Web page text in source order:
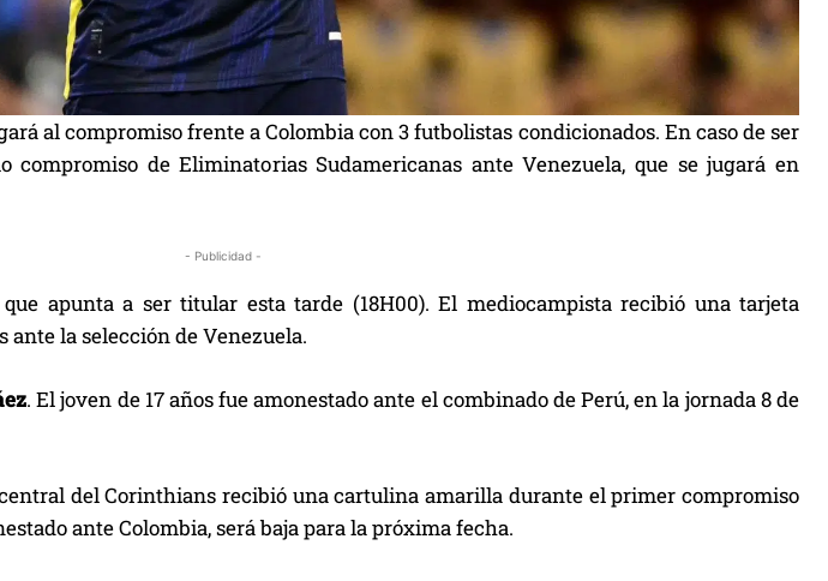
al compromiso frente a Colombia con 3 futbolistas condicionados. En caso de ser
compromiso de Eliminatorias Sudamericanas ante Venezuela, que se jugará en
- Publicidad -
apunta a ser titular esta tarde (18H00). El mediocampista recibió una tarjeta
la selección de Venezuela.
. El joven de 17 años fue amonestado ante el combinado de Perú, en la jornada 8 de
del Corinthians recibió una cartulina amarilla durante el primer compromiso
ante Colombia, será baja para la próxima fecha.